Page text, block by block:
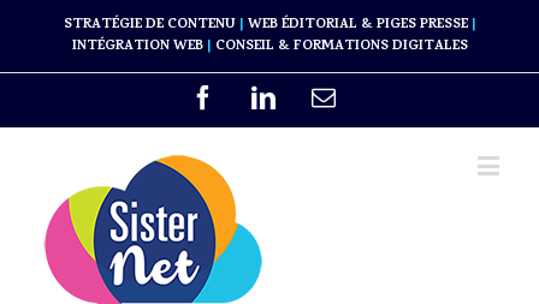
STRATÉGIE DE CONTENU | WEB ÉDITORIAL & PIGES PRESSE |
INTÉGRATION WEB | CONSEIL & FORMATIONS DIGITALES